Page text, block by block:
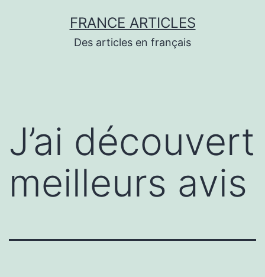
FRANCE ARTICLES
Des articles en français
J’ai découvert
meilleurs avis